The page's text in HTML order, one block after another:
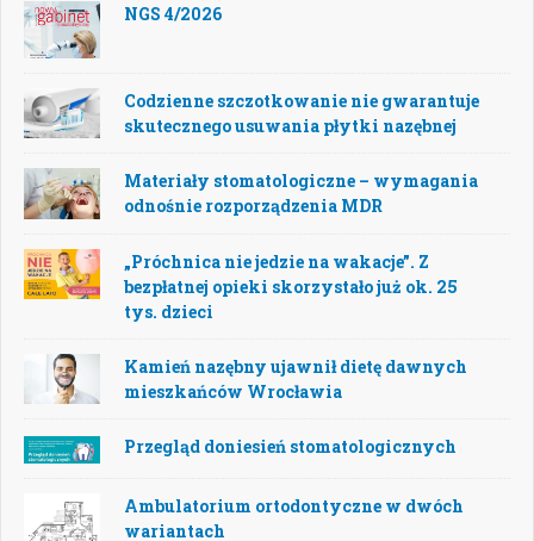
NGS 4/2026
Codzienne szczotkowanie nie gwarantuje
skutecznego usuwania płytki nazębnej
Materiały stomatologiczne – wymagania
odnośnie rozporządzenia MDR
„Próchnica nie jedzie na wakacje”. Z
bezpłatnej opieki skorzystało już ok. 25
tys. dzieci
Kamień nazębny ujawnił dietę dawnych
mieszkańców Wrocławia
Przegląd doniesień stomatologicznych
Ambulatorium ortodontyczne w dwóch
wariantach